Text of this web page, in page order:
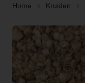
Home Kruiden